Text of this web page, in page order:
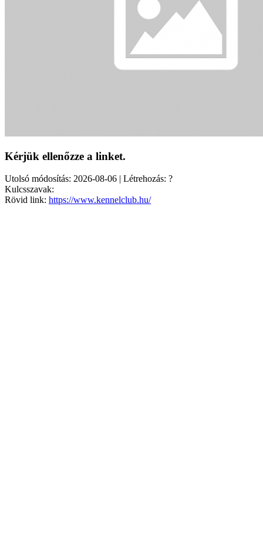
Kérjük ellenőzze a linket.
Utolsó módosítás: 2026-08-06 | Létrehozás: ?
Kulcsszavak:
Rövid link: https://www.kennelclub.hu/